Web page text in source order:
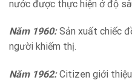
nước được thực hiện ở độ
Năm 1960:Sản xuất chiếc
người khiếm thị.
Năm 1962:Citizen giới thiệu